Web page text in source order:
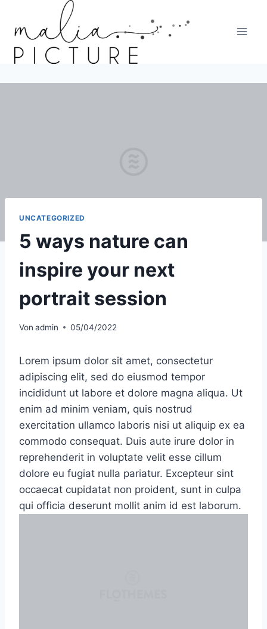
springen
UNCATEGORIZED
5 ways nature can
inspire your next
portrait session
Von admin 05/04/2022
Lorem ipsum dolor sit amet, consectetur
adipiscing elit, sed do eiusmod tempor
incididunt ut labore et dolore magna aliqua. Ut
enim ad minim veniam, quis nostrud
exercitation ullamco laboris nisi ut aliquip ex ea
commodo consequat. Duis aute irure dolor in
reprehenderit in voluptate velit esse cillum
dolore eu fugiat nulla pariatur. Excepteur sint
occaecat cupidatat non proident, sunt in culpa
qui officia deserunt mollit anim id est laborum.